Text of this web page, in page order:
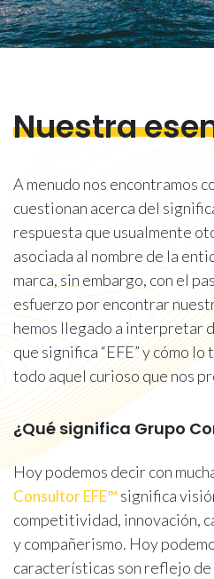
Nuestra
A menudo nos encontramos
cuestionan acerca del
respuesta que usualmente
asociada al nombre de la
marca, sin embargo, con el
esfuerzo por encontrar
hemos llegado a interpretar
que significa “EFE” y cómo
todo aquel curioso que nos
¿Qué significa Grupo
Hoy podemos decir con
Consultor EFE™ significa
competitividad, innovación,
y compañerismo. Hoy
características son reflejo de